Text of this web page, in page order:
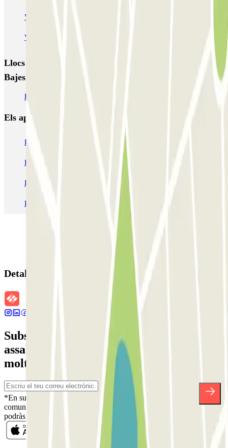
VALET - NEMO Science Museum
VALET - Stadsschouwburg Amsterdam
Llocs i esdeveniments interessants a prop de Parkbee
Bajeskwartier
Parking Bijlmer Arena
Els aparcaments
Pàrquing a Barcelona
Pàrquing a Aeroport de Barcelona-El Prat (BCN)
Pàrquing T1 AENA Aeropuerto Barcelona-El Prat
Pàrquing a Madrid Pàrquing a Venecia
Detalls de la reserva
Subscriu-te a nostra newsletter i
assabenta't de descomptes, sortejos i
moltes altres sorpreses.
*En subscriure't acceptes la nostra Política de Privacitat per a rebre
comunicacions comercials de Parclick. Sense cap compromís,
podràs donar-te de baixa quan vulguis en la mateixa newsletter.